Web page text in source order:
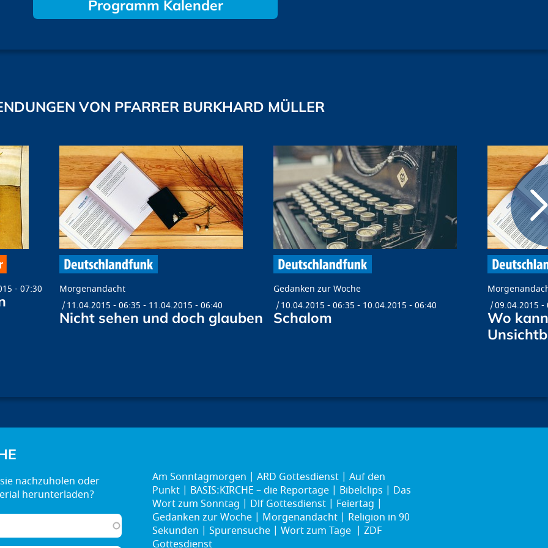
Programm Kalender
VON PFARRER BURKHARD MÜLLER
- 07:30
Morgenandacht
11.04.2015 - 06:35 - 11.04.2015 - 06:40
Nicht sehen und doch glauben
Gedanken zur Woche
10.04.2015 - 06:35 - 10.04.2015 - 06:40
Schalom
09.04.2015 -
Wo
Am Sonntagmorgen ARD Gottesdienst
Auf den
Punkt
BASIS:KIRCHE – die Reportage Bibelclips
Das
Wort zum Sonntag
Dlf Gottesdienst
Feiertag
Gedanken zur Woche
Morgenandacht
Religion in 90
Sekunden
Spurensuche Wort zum Tage
ZDF
Gottesdienst